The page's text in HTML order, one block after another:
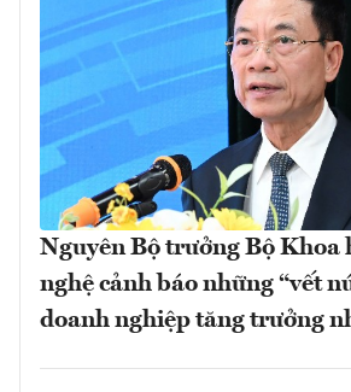
Nguyên Bộ trưởng Bộ Khoa
nghệ cảnh báo những “vết
doanh nghiệp tăng trưởng